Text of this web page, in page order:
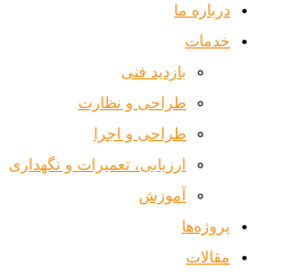
درباره ما
خدمات
بازدید فنی
طراحی و نظارت
طراحی و اجرا
ارزیابی، تعمیرات و نگهداری
آموزش
پروژه‌ها
مقالات